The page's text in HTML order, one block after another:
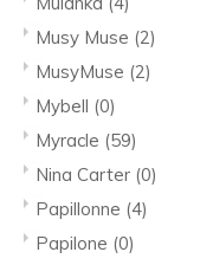
Musy Muse (2)
MusyMuse (2)
Mybell (0)
Myracle (59)
Nina Carter (0)
Papillonne (4)
Papilone (0)